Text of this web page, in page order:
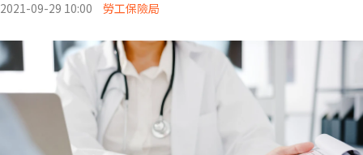
2021-09-29 10:00 勞工保險局